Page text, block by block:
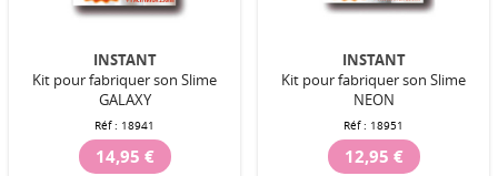
INSTANT
Kit pour fabriquer son Slime
GALAXY
Réf : 18941
14,95 €
INSTANT
Kit pour fabriquer son Slime
NEON
Réf : 18951
12,95 €